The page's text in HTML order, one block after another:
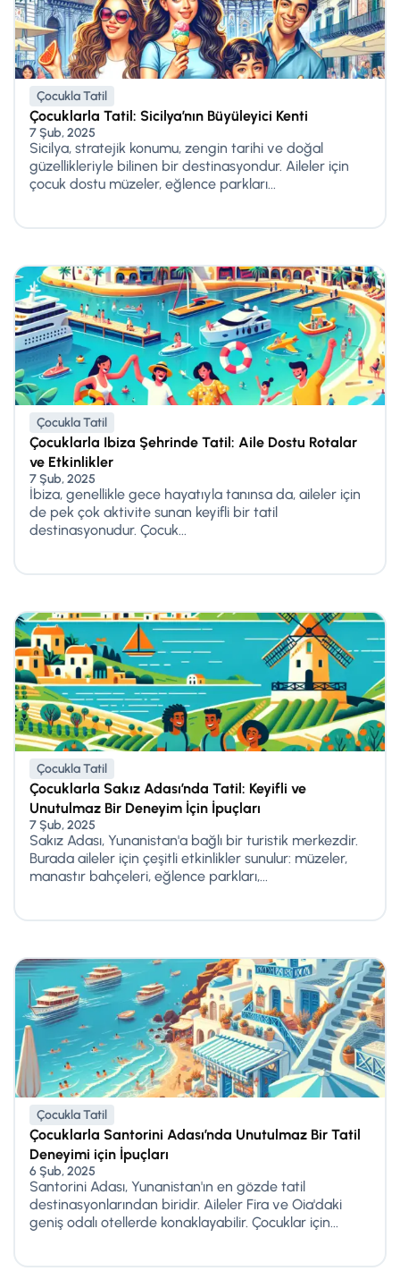
Çocukla Tatil
Çocuklarla Tatil: Sicilya’nın Büyüleyici Kenti
7 Şub, 2025
Sicilya, stratejik konumu, zengin tarihi ve doğal
güzellikleriyle bilinen bir destinasyondur. Aileler için
çocuk dostu müzeler, eğlence parkları...
Çocukla Tatil
Çocuklarla Ibiza Şehrinde Tatil: Aile Dostu Rotalar
ve Etkinlikler
7 Şub, 2025
İbiza, genellikle gece hayatıyla tanınsa da, aileler için
de pek çok aktivite sunan keyifli bir tatil
destinasyonudur. Çocuk...
Çocukla Tatil
Çocuklarla Sakız Adası’nda Tatil: Keyifli ve
Unutulmaz Bir Deneyim İçin İpuçları
7 Şub, 2025
Sakız Adası, Yunanistan'a bağlı bir turistik merkezdir.
Burada aileler için çeşitli etkinlikler sunulur: müzeler,
manastır bahçeleri, eğlence parkları,...
Çocukla Tatil
Çocuklarla Santorini Adası’nda Unutulmaz Bir Tatil
Deneyimi için İpuçları
6 Şub, 2025
Santorini Adası, Yunanistan'ın en gözde tatil
destinasyonlarından biridir. Aileler Fira ve Oia'daki
geniş odalı otellerde konaklayabilir. Çocuklar için...